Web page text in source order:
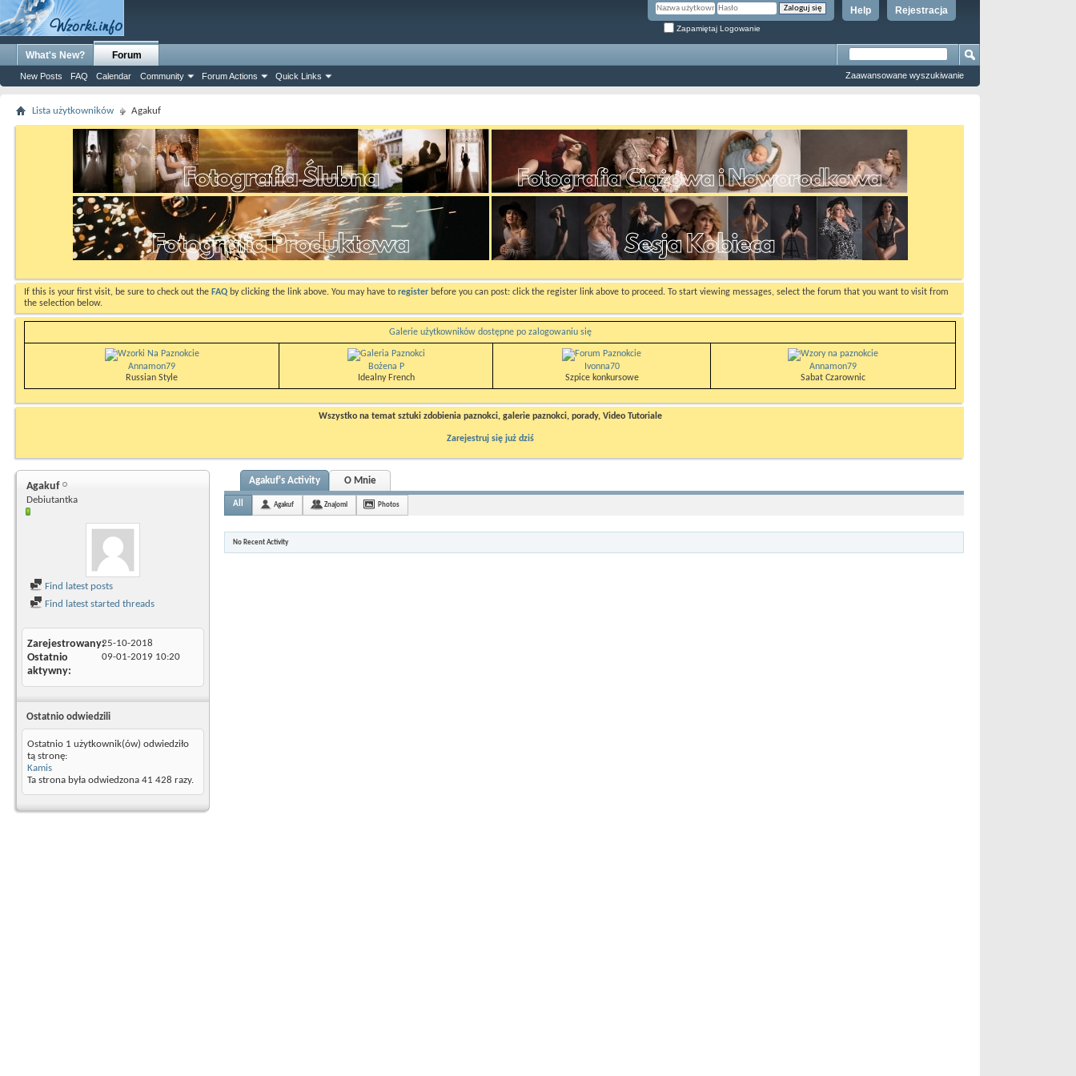
Rejestracja
Help
Zapamiętaj Logowanie
What's New? Forum
New Posts FAQ Calendar Community Forum Actions Quick Links Zaawansowane wyszukiwanie
Lista użytkowników Agakuf
If this is your first visit, be sure to check out the FAQ by clicking the link above. You may have to register before you can post: click the register link above to proceed. To start viewing messages, select the forum that you want to visit from
the selection below.
Galerie użytkowników dostępne po zalogowaniu się
Annamon79
Russian Style
Bożena P
Idealny French
Ivonna70
Szpice konkursowe
Annamon79
Sabat Czarownic
Wszystko na temat sztuki zdobienia paznokci, galerie paznokci, porady, Video Tutoriale
Zarejestruj się już dziś
Agakuf
Debiutantka
Find latest posts
Find latest started threads
Zarejestrowany25-10-2018
Ostatnio
aktywny
09-01-2019 10:20
Ostatnio odwiedzili
Ostatnio 1 użytkownik(ów) odwiedziło
tą stronę:
Kamis
Ta strona była odwiedzona 41 428 razy.
Agakuf's Activity O Mnie
All Agakuf Znajomi Photos
No Recent Activity